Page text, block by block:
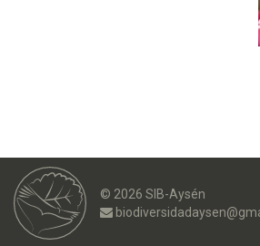
© 2026 SIB-Aysén